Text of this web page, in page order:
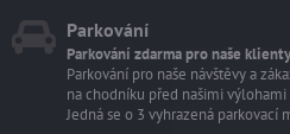
Parkování
Parkování zdarma pro naše
Parkování pro naše návštěvy a
na chodníku před našimi
Jedná se o 3 vyhrazená parkovací